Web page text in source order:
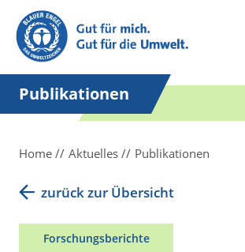
Suchbegriff in
Anführungszeichen
setzen.
Publikationen
Home Aktuelles Publikationen
zurück zur Übersicht
Forschungsberichte